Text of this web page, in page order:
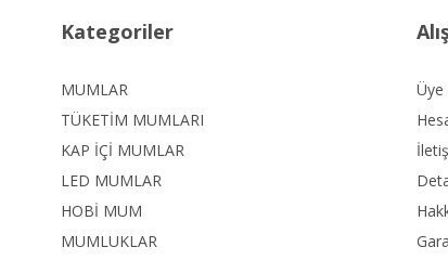
Kategoriler
MUMLAR
TÜKETİM MUMLARI
KAP İÇİ MUMLAR
LED MUMLAR
HOBİ MUM
MUMLUKLAR
Üye